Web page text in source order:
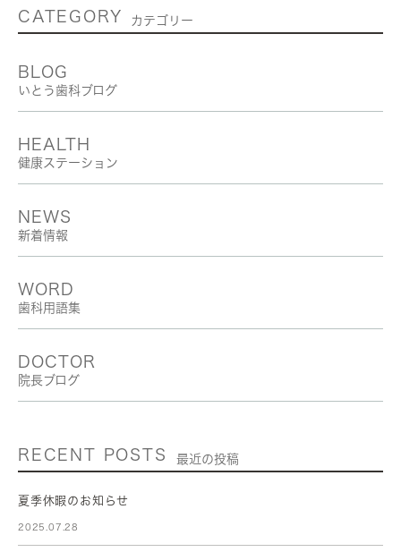
CATEGORY カテゴリー
BLOG
いとう歯科ブログ
HEALTH
健康ステーション
NEWS
新着情報
WORD
歯科用語集
DOCTOR
院長ブログ
RECENT POSTS 最近の投稿
夏季休暇のお知らせ
2025.07.28